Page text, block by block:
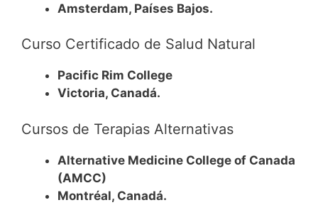
Amsterdam, Países Bajos.
Curso Certificado de Salud Natural
Pacific Rim College
Victoria, Canadá.
Cursos de Terapias Alternativas
Alternative Medicine College of Canada
(AMCC)
Montréal, Canadá.